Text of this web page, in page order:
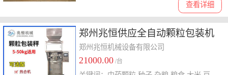
查看详细
郑州兆恒供应全自动颗粒包装机
郑州兆恒机械设备有限公司
21000.00 /台